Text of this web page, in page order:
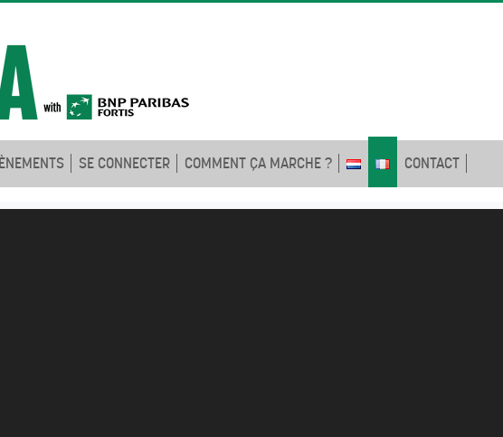
SE CONNECTER COMMENT ÇA MARCHE ? CONTACT